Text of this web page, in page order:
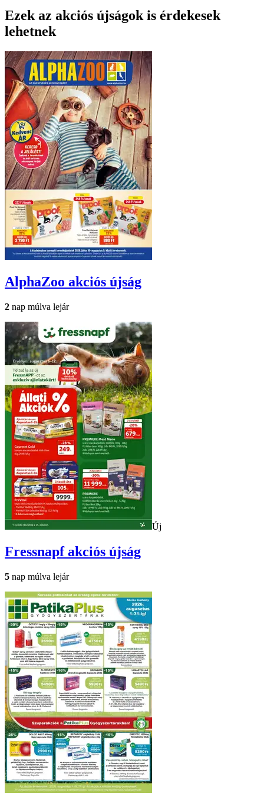
Ezek az akciós újságok is érdekesek
lehetnek
AlphaZoo akciós újság
2 nap múlva lejár
Új
Fressnapfakciós újság
5 nap múlva lejár